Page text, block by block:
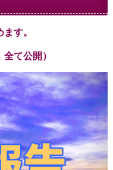
す。
て公開）